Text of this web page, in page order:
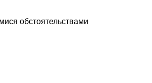
обстоятельствами